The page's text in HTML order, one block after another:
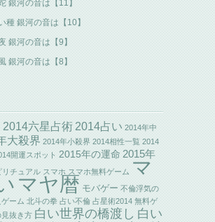
銀河の音は【11】
種 銀河の音は【10】
銀河の音は【9】
銀河の音は【8】
2014六星占術 2014占い 2014年中
大殺界 2014年小殺界 2014相性一覧 2014
開運スポット 2015年の運命 2015年
リチュアル スマホ スマホ無料ゲーム マ
マヤ暦 モバゲー 不倫浮気の
ーム 北斗の拳 占い不倫 占星術2014 無料ゲ
見抜き方 白い世界の橋渡し 白い